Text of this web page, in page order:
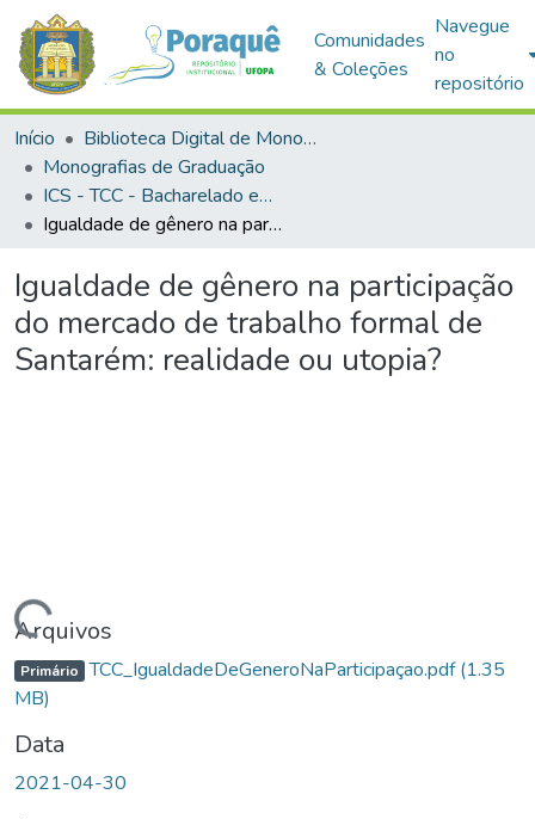
Comunidades
& Coleções
Navegue
no
repositório
Início
Biblioteca Digital de Monografias (BDM)
Monografias de Graduação
ICS - TCC - Bacharelado em Ciências Econômicas
Igualdade de gênero na participação do mercado de trabalho formal de Santarém: realidade ou utopia?
Igualdade de gênero na participação
do mercado de trabalho formal de
Santarém: realidade ou utopia?
Arquivos
Primário TCC_IgualdadeDeGeneroNaParticipaçao.pdf(1.35
MB)
Data
2021-04-30